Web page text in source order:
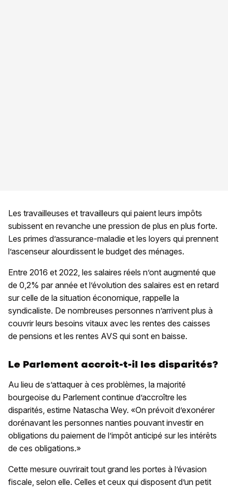
Les travailleuses et travailleurs qui paient leurs impôts
subissent en revanche une pression de plus en plus forte.
Les primes d’assurance-maladie et les loyers qui prennent
l’ascenseur alourdissent le budget des ménages.
Entre 2016 et 2022, les salaires réels n’ont augmenté que
de 0,2% par année et l’évolution des salaires est en retard
sur celle de la situation économique, rappelle la
syndicaliste. De nombreuses personnes n’arrivent plus à
couvrir leurs besoins vitaux avec les rentes des caisses
de pensions et les rentes AVS qui sont en baisse.
Le Parlement accroit-t-il les disparités?
Au lieu de s’attaquer à ces problèmes, la majorité
bourgeoise du Parlement continue d’accroître les
disparités, estime Natascha Wey. «On prévoit d’exonérer
dorénavant les personnes nanties pouvant investir en
obligations du paiement de l’impôt anticipé sur les intérêts
de ces obligations.»
Cette mesure ouvrirait tout grand les portes à l’évasion
fiscale, selon elle. Celles et ceux qui disposent d’un petit